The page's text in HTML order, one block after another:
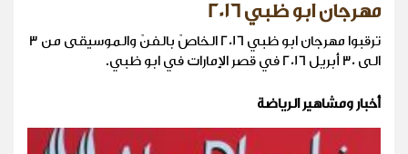
مهرجان ابو ظبي 2016
ترقبوا مهرجان ابو ظبي 2016 الخاصّ بالفنّ والموسيقى من 3
الى 30 أبريل 2016 في قصر الإمارات في ابو ظبي.
أخبار ومشاهير الرياضة